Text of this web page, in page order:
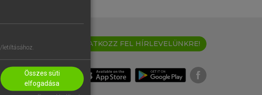
IRATKOZZ FEL HÍRLEVELÜNKRE!
letiltásához.
Összes süti
elfogadása